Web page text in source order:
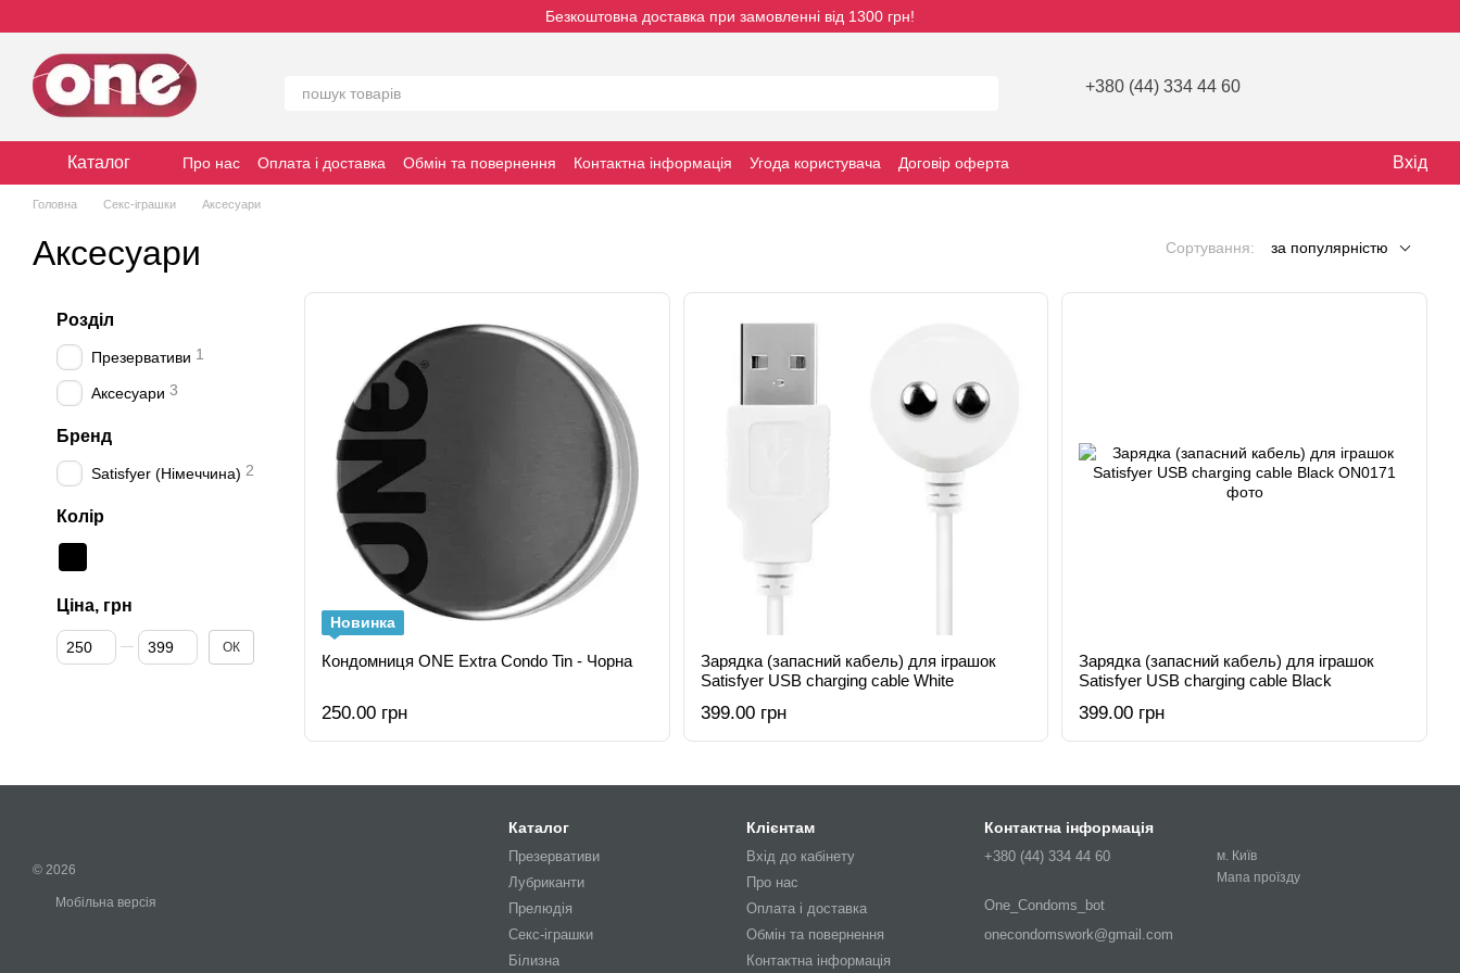
Безкоштовна доставка при замовленні від 1300 грн!
+380 (44) 334 44 60
Каталог Про нас Оплата і доставка Обмін та повернення Контактна інформація Угода користувача Договiр оферта Вхід
Головна Секс-іграшки Аксесуари
Аксесуари Сортування: за популярністю
Новинка
Кондомниця ONE Extra Condo Tin - Чорна
250.00 грн
Зарядка (запасний кабель) для іграшок
Satisfyer USB charging cable White
399.00 грн
Зарядка (запасний кабель) для іграшок
Satisfyer USB charging cable Black
399.00 грн
Розділ
Презервативи 1
Аксесуари 3
Бренд
Satisfyer (Німеччина) 2
Колір
Ціна, грн
Від Ціна, грн
До Ціна, грн ОК
© 2026
Мобільна версія
Каталог
Презервативи
Лубриканти
Прелюдія
Секс-іграшки
Білизна
Клієнтам
Вхід до кабінету
Про нас
Оплата і доставка
Обмін та повернення
Контактна інформація
Контактна інформація
+380 (44) 334 44 60
One_Condoms_bot
onecondomswork@gmail.com
м. Київ
Мапа проїзду